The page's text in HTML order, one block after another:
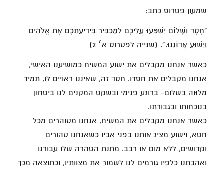
שמעון פטרוס כתב:
“חֶסֶד וְשָׁלוֹם יִשְׁפְּעוּ עֲלֵיכֶם לְמַכְבִּיר בִּידִיעַתְכֶם אֶת אֱלֹהִים
וְיֵשׁוּעַ אֲדוֹנֵנוּ.”. (שנייה לפטרוס א׳ 2)
כאשר אנחנו מקבלים את ישוע המשיח כמושיענו האישי,
אנחנו מקבלים את חסדו. חסד זה, שאיננו ראויים לו, תמיד
מלוּוה בשלום- ברוגע פנימי ובשקט המקנים לנו ביטחון
בנוכחותו ובגבורתו.
כאשר אנחנו מקבלים את המשיח, אנחנו מטוהרים מכל
חטא, וישוע מציג אותנו בפני אביו כשאנחנו טהורים
וקדושים, ללא מום או רבב. מתנת הטהרה שלו עבורנו
ואהבתנו כלפיו גורמים לנו לשמור את מצוותיו, וכתוצאה מכך